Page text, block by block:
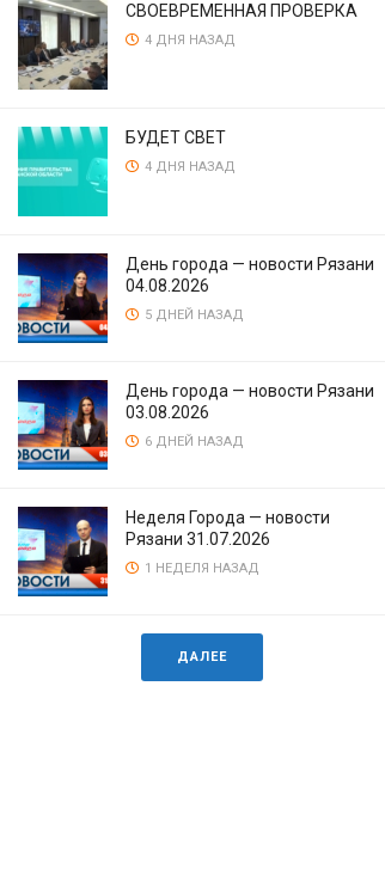
СВОЕВРЕМЕННАЯ ПРОВЕРКА
4 ДНЯ НАЗАД
БУДЕТ СВЕТ
4 ДНЯ НАЗАД
День города — новости Рязани
04.08.2026
5 ДНЕЙ НАЗАД
День города — новости Рязани
03.08.2026
6 ДНЕЙ НАЗАД
Неделя Города — новости
Рязани 31.07.2026
1 НЕДЕЛЯ НАЗАД
ДАЛЕЕ